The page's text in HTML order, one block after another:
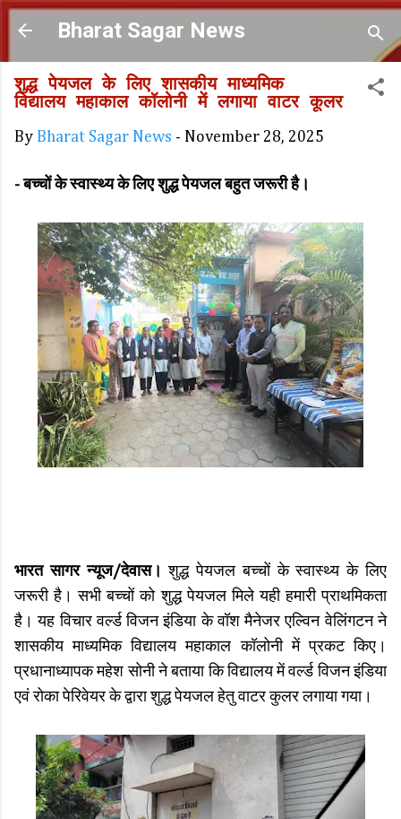
Skip to main content
Bharat Sagar News
शुद्ध पेयजल के लिए शासकीय माध्यमिक
विद्यालय महाकाल कॉलोनी में लगाया वाटर कूलर
By Bharat Sagar News - November 28, 2025
- बच्चों के स्वास्थ्य के लिए शुद्ध पेयजल बहुत जरूरी है।
भारत सागर न्यूज/देवास। शुद्ध पेयजल बच्चों के स्वास्थ्य के लिए
जरूरी है। सभी बच्चों को शुद्ध पेयजल मिले यही हमारी प्राथमिकता
है। यह विचार वर्ल्ड विजन इंडिया के वॉश मैनेजर एल्विन वेलिंगटन ने
शासकीय माध्यमिक विद्यालय महाकाल कॉलोनी में प्रकट किए।
प्रधानाध्यापक महेश सोनी ने बताया कि विद्यालय में वर्ल्ड विजन इंडिया
एवं रोका पेरिवेयर के द्वारा शुद्ध पेयजल हेतु वाटर कुलर लगाया गया।